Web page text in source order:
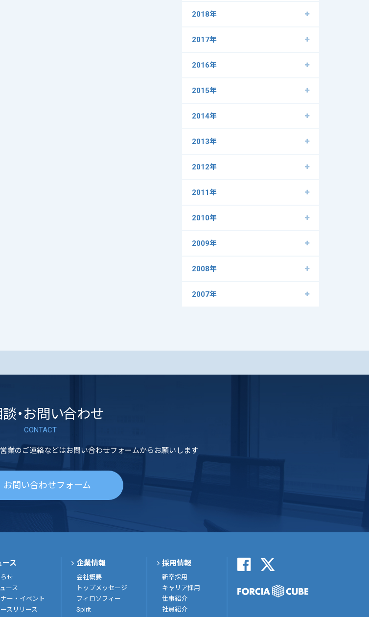
2018年
2017年
2016年
2015年
2014年
2013年
2012年
2011年
2010年
2009年
2008年
2007年
談・お問い合わせ
CONTACT
業のご連絡などはお問い合わせフォームからお願いします
お問い合わせフォーム
ース
せ
ース
ー・イベント
スリリース
企業情報
会社概要
トップメッセージ
フィロソフィー
Spirit
採用情報
新卒採用
キャリア採用
仕事紹介
社員紹介